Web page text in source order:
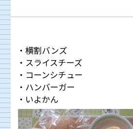
・横割バンズ
・スライスチーズ
・コーンシチュー
・ハンバーガー
・いよかん